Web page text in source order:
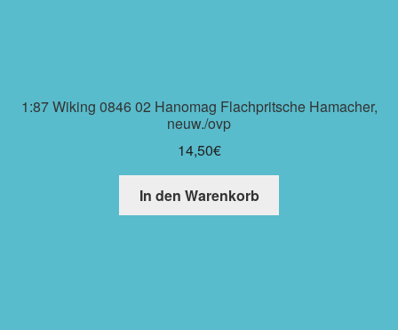
1:87 Wiking 0846 02 Hanomag Flachpritsche Hamacher,
neuw./ovp
14,50€
In den Warenkorb